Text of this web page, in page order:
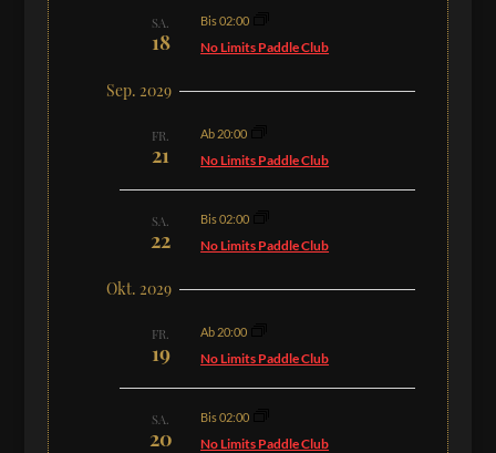
SA.
18
Bis 02:00
No Limits Paddle Club
Sep. 2029
FR.
21
Ab 20:00
No Limits Paddle Club
SA.
22
Bis 02:00
No Limits Paddle Club
Okt. 2029
FR.
19
Ab 20:00
No Limits Paddle Club
SA.
20
Bis 02:00
No Limits Paddle Club